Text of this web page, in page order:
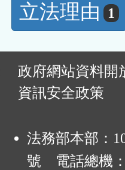
立法理由 1
政府網站資料開
資訊安全政策
法務部本部：
號 電話總機：